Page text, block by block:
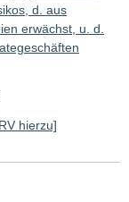
d. aus
erwächst, u. d.
hierzu]